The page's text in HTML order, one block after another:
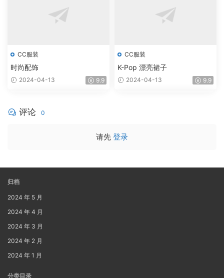
CC服装
时尚配饰
2024-04-13 9.9
CC服装
K-Pop 漂亮裙子
2024-04-13 9.9
评论 0
请先 登录
归档
2024 年 5 月
2024 年 4 月
2024 年 3 月
2024 年 2 月
2024 年 1 月
分类目录